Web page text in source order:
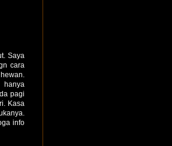
Saya
cara
hanya
pagi
Kasa
info